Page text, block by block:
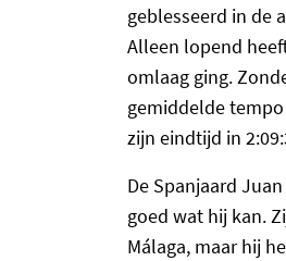
geblesseerd in de
Alleen lopend
omlaag ging.
gemiddelde
zijn eindtijd in
De Spanjaard
goed wat hij kan.
Málaga, maar hij